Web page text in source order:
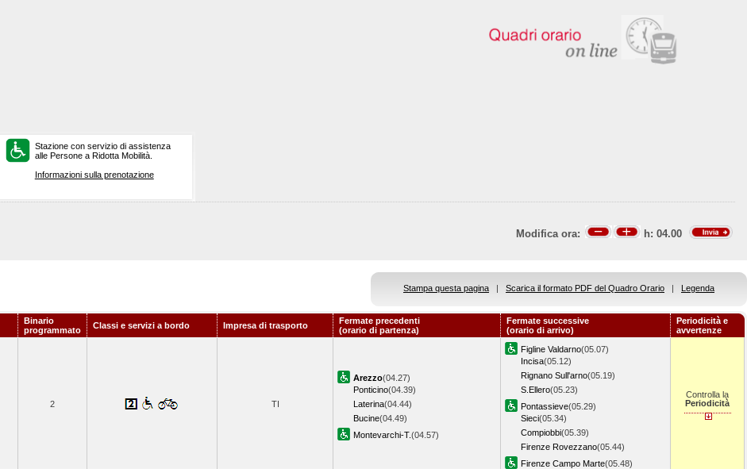
Stazione con servizio di assistenza
alle Persone a Ridotta Mobilità.
Informazioni sulla prenotazione
Modifica ora: h: 04.00
Stampa questa pagina | Scarica il formato PDF del Quadro Orario | Legenda
Binario
programmato
Classi e servizi a bordo Impresa di trasporto
Fermate precedenti
(orario di partenza)
Fermate successive
(orario di arrivo)
Periodicità e
avvertenze
2 TI
Arezzo(04.27)
Ponticino(04.39)
Laterina(04.44)
Bucine(04.49)
Montevarchi-T.(04.57)
Figline Valdarno(05.07)
Incisa(05.12)
Rignano Sull'arno(05.19)
S.Ellero(05.23)
Pontassieve(05.29)
Sieci(05.34)
Compiobbi(05.39)
Firenze Rovezzano(05.44)
Firenze Campo Marte(05.48)
Controlla la
Periodicità